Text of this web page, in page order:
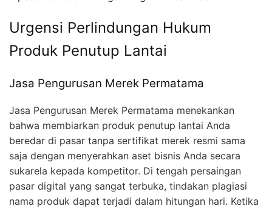
Urgensi Perlindungan Hukum
Produk Penutup Lantai
Jasa Pengurusan Merek Permatama
Jasa Pengurusan Merek Permatama menekankan
bahwa membiarkan produk penutup lantai Anda
beredar di pasar tanpa sertifikat merek resmi sama
saja dengan menyerahkan aset bisnis Anda secara
sukarela kepada kompetitor. Di tengah persaingan
pasar digital yang sangat terbuka, tindakan plagiasi
nama produk dapat terjadi dalam hitungan hari. Ketika